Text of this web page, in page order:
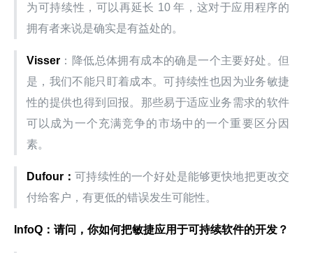
为可持续性，可以再延长 10 年，这对于应用程序的
拥有者来说是确实是有益处的。
Visser ：降低总体拥有成本的确是一个主要好处。但
是，我们不能只盯着成本。可持续性也因为业务敏捷
性的提供也得到回报。那些易于适应业务需求的软件
可以成为一个充满竞争的市场中的一个重要区分因
素。
Dufour：可持续性的一个好处是能够更快地把更改交
付给客户，有更低的错误发生可能性。
InfoQ：请问，你如何把敏捷应用于可持续软件的开发？